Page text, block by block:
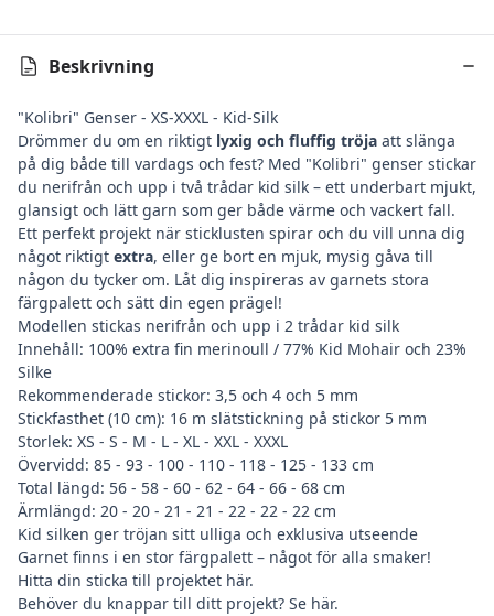
Beskrivning
"Kolibri" Genser - XS-XXXL - Kid-Silk
Drömmer du om en riktigt lyxig och fluffig tröja att slänga
på dig både till vardags och fest? Med "Kolibri" genser stickar
du nerifrån och upp i två trådar kid silk – ett underbart mjukt,
glansigt och lätt garn som ger både värme och vackert fall.
Ett perfekt projekt när sticklusten spirar och du vill unna dig
något riktigt extra, eller ge bort en mjuk, mysig gåva till
någon du tycker om. Låt dig inspireras av garnets stora
färgpalett och sätt din egen prägel!
Modellen stickas nerifrån och upp i 2 trådar kid silk
Innehåll: 100% extra fin merinoull / 77% Kid Mohair och 23%
Silke
Rekommenderade stickor: 3,5 och 4 och 5 mm
Stickfasthet (10 cm): 16 m slätstickning på stickor 5 mm
Storlek: XS - S - M - L - XL - XXL - XXXL
Övervidd: 85 - 93 - 100 - 110 - 118 - 125 - 133 cm
Total längd: 56 - 58 - 60 - 62 - 64 - 66 - 68 cm
Ärmlängd: 20 - 20 - 21 - 21 - 22 - 22 - 22 cm
Kid silken ger tröjan sitt ulliga och exklusiva utseende
Garnet finns i en stor färgpalett – något för alla smaker!
Hitta din sticka till projektet här.
Behöver du knappar till ditt projekt? Se här.